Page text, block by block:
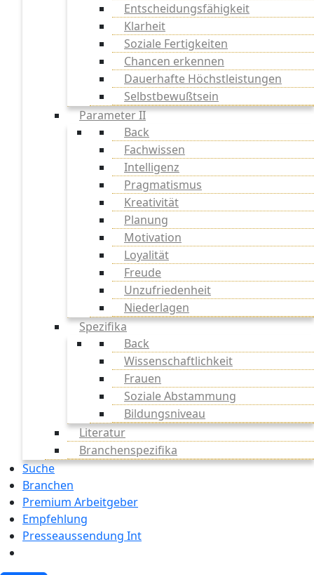
Entscheidungsfähigkeit
Klarheit
Soziale Fertigkeiten
Chancen erkennen
Dauerhafte Höchstleistungen
Selbstbewußtsein
Parameter II
Back
Fachwissen
Intelligenz
Pragmatismus
Kreativität
Planung
Motivation
Loyalität
Freude
Unzufriedenheit
Niederlagen
Spezifika
Back
Wissenschaftlichkeit
Frauen
Soziale Abstammung
Bildungsniveau
Literatur
Branchenspezifika
Suche
Branchen
Premium Arbeitgeber
Empfehlung
Presseaussendung Int